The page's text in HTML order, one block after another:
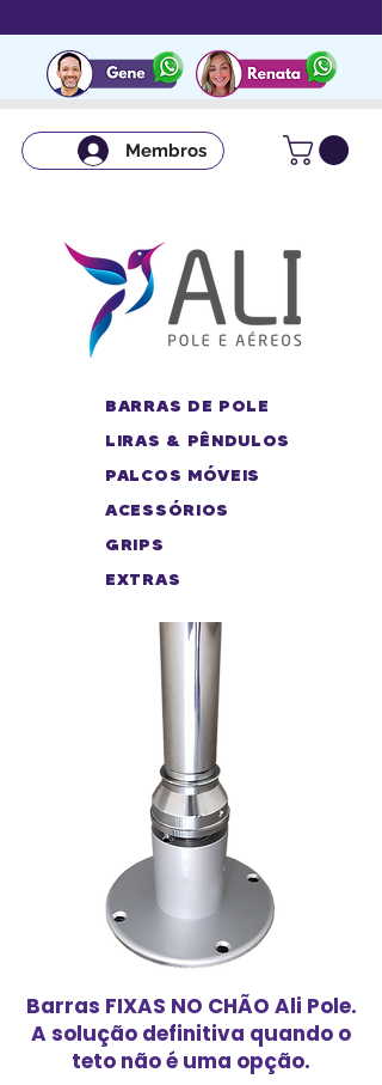
Membros
BARRAS DE POLE
LIRAS & PÊNDULOS
PALCOS MÓVEIS
ACESSÓRIOS
GRIPS
EXTRAS
Barras FIXAS NO CHÃO Ali Pole.
A solução definitiva quando o
teto não é uma opção.